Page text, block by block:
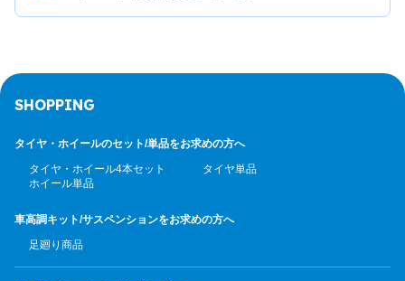
SHOPPING
タイヤ・ホイールのセット/単品をお求めの方へ
タイヤ・ホイール4本セット
タイヤ単品
ホイール単品
車高調キット/サスペンションをお求めの方へ
足廻り商品